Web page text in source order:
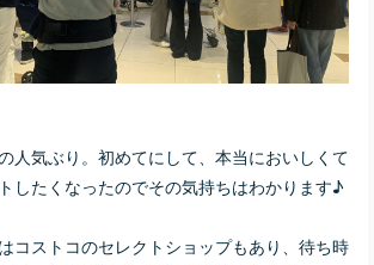
人気ぶり。初めてにして、本当においしくて
したくなったのでその気持ちはわかります♪
コストコのセレクトショップもあり、待ち時